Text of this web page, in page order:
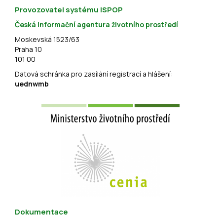
Provozovatel systému ISPOP
Česká informační agentura životního prostředí
Moskevská 1523/63
Praha 10
101 00
Datová schránka pro zasílání registrací a hlášení:
uednwmb
Dokumentace